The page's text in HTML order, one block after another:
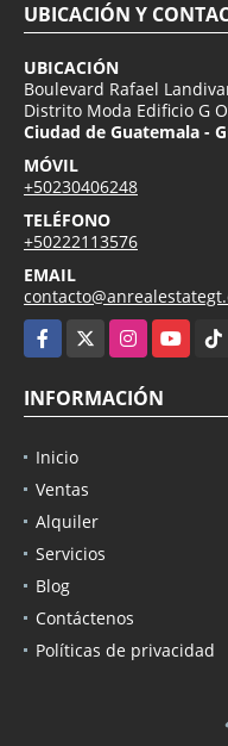
UBICACIÓN Y
UBICACIÓN
Boulevard Rafael
Distrito Moda Edificio G
Ciudad de Guatemala -
MÓVIL
+50230406248
TELÉFONO
+50222113576
EMAIL
Facebook
InstagramYouTube
INFORMACIÓN
Inicio
Ventas
Alquiler
Servicios
Blog
Contáctenos
Políticas de privacidad